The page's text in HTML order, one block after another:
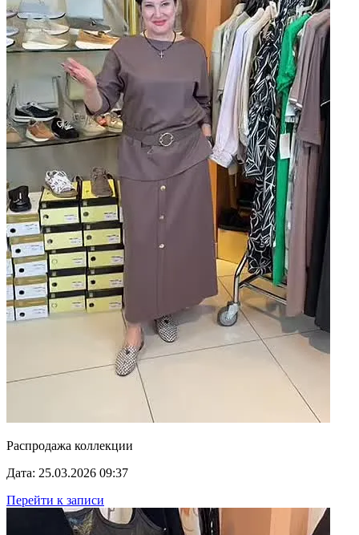
Распродажа коллекции
Дата: 25.03.2026 09:37
Перейти к записи